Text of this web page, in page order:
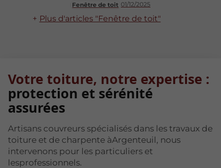
Fenêtre de toit 01/12/2025
Plus d'articles "Fenêtre de toit"
Votre toiture, notre expertise :
protection et sérénité
assurées
Artisans couvreurs spécialisés dans les travaux de
toiture et de charpente àArgenteuil, nous
intervenons pour les particuliers et
lesprofessionnels.